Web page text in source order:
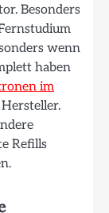
Besonders
wenn
haben
im
Refills